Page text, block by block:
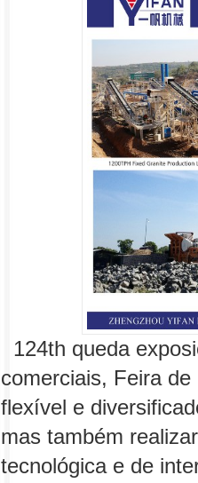
124th queda
comerciais, Feira
flexível e
mas também
tecnológica e de